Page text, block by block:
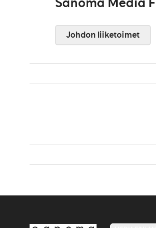
Johdon liiketoimet